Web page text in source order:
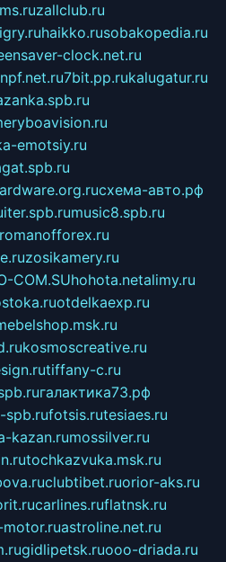
zallclub.ru
haikko.rusobakopedia.ru
clock.net.ru
npf.net.ru7bit.pp.rukalugatur.ru
emotsiy.ru
схема-авто.рф
music8.spb.ru
romanofforex.ru
zosikamery.ru
COM.SUhohota.netalimy.ru
otdelkaexp.ru
kosmoscreative.ru
tiffany-c.ru
галактика73.рф
spb.rufotsis.rutesiaes.ru
kazan.rumossilver.ru
tochkazvuka.msk.ru
clubtibet.ruorior-aks.ru
carlines.ruflatnsk.ru
astroline.net.ru
gidlipetsk.ruooo-driada.ru